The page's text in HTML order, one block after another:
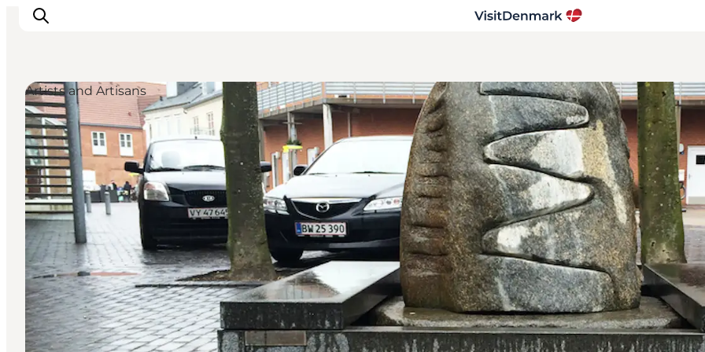
Inspirations
Destinations
Quoi faire
Hébergements
Planifiez votre voyage
Artists and Artisans